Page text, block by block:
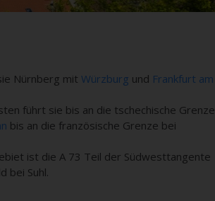
Nürnberg mit Würzburg und Frankfurt am
führt sie bis an die tschechische Grenze
bis an die französische Grenze bei
ist die A 73 Teil der Südwesttangente
bei Suhl.